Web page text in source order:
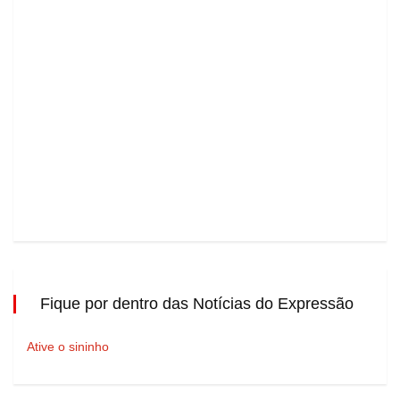
Fique por dentro das Notícias do Expressão
Ative o sininho